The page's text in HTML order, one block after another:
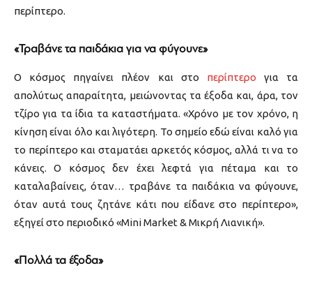
περίπτερο.
«Τραβάνε τα παιδάκια για να φύγουνε»
Ο κόσμος πηγαίνει πλέον και στο περίπτερο για τα
απολύτως απαραίτητα, μειώνοντας τα έξοδα και, άρα, τον
τζίρο για τα ίδια τα καταστήματα. «Χρόνο με τον χρόνο, η
κίνηση είναι όλο και λιγότερη. Το σημείο εδώ είναι καλό για
το περίπτερο και σταματάει αρκετός κόσμος, αλλά τι να το
κάνεις. Ο κόσμος δεν έχει λεφτά για πέταμα και το
καταλαβαίνεις, όταν… τραβάνε τα παιδάκια να φύγουνε,
όταν αυτά τους ζητάνε κάτι που είδανε στο περίπτερο»,
εξηγεί στο περιοδικό «Mini Market & Μικρή Λιανική».
«Πολλά τα έξοδα»